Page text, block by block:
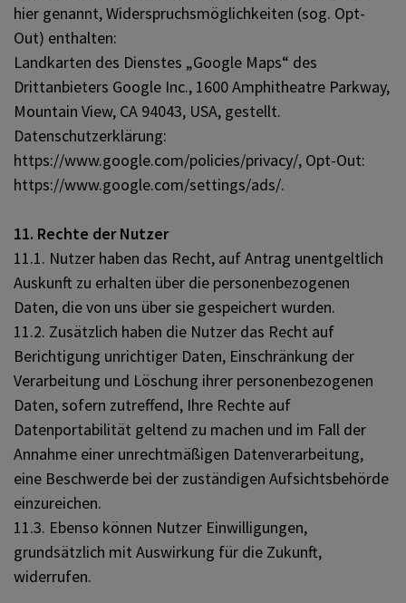
hier genannt, Widerspruchsmöglichkeiten (sog. Opt-
Out) enthalten:
Landkarten des Dienstes „Google Maps“ des
Drittanbieters Google Inc., 1600 Amphitheatre Parkway,
Mountain View, CA 94043, USA, gestellt.
Datenschutzerklärung:
https://www.google.com/policies/privacy/, Opt-Out:
https://www.google.com/settings/ads/.
11. Rechte der Nutzer
11.1. Nutzer haben das Recht, auf Antrag unentgeltlich
Auskunft zu erhalten über die personenbezogenen
Daten, die von uns über sie gespeichert wurden.
11.2. Zusätzlich haben die Nutzer das Recht auf
Berichtigung unrichtiger Daten, Einschränkung der
Verarbeitung und Löschung ihrer personenbezogenen
Daten, sofern zutreffend, Ihre Rechte auf
Datenportabilität geltend zu machen und im Fall der
Annahme einer unrechtmäßigen Datenverarbeitung,
eine Beschwerde bei der zuständigen Aufsichtsbehörde
einzureichen.
11.3. Ebenso können Nutzer Einwilligungen,
grundsätzlich mit Auswirkung für die Zukunft,
widerrufen.